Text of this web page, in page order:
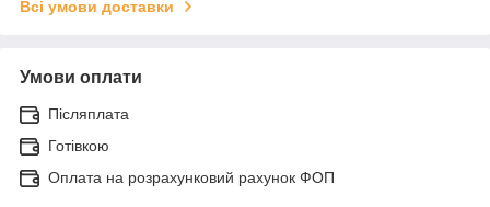
Всі умови доставки
Умови оплати
Післяплата
Готівкою
Оплата на розрахунковий рахунок ФОП